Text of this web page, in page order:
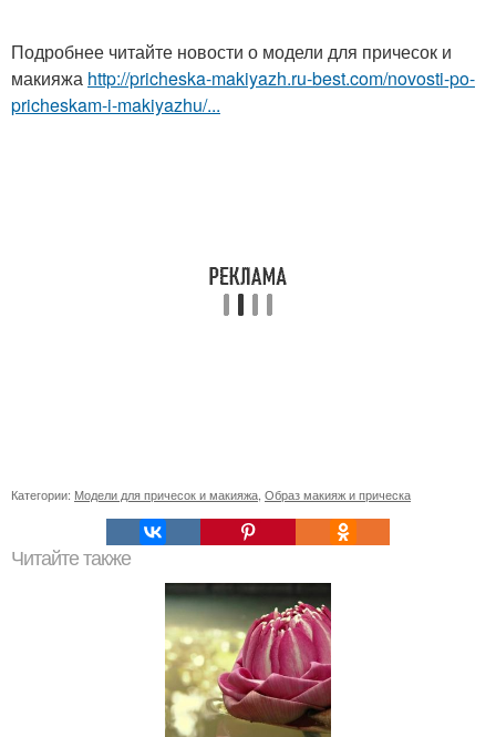
Подробнее читайте новости о модели для причесок и
макияжа http://pricheska-makiyazh.ru-best.com/novosti-po-
pricheskam-i-makiyazhu/...
Категории: Модели для причесок и макияжа, Образ макияж и прическа
Читайте также